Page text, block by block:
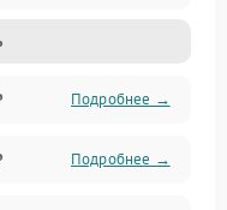
Подробнее →
Подробнее →